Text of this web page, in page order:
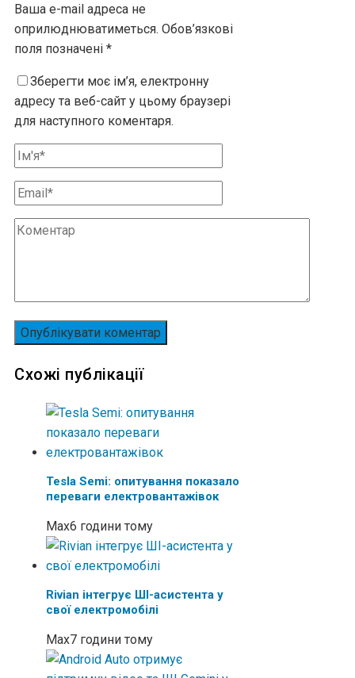
Ваша e-mail адреса не
оприлюднюватиметься. Обов’язкові
поля позначені *
Зберегти моє ім’я, електронну
адресу та веб-сайт у цьому браузері
для наступного коментаря.
Схожі публікації
Tesla Semi: опитування показало
переваги електровантажівок
Max6 години тому
Rivian інтегрує ШІ-асистента у
свої електромобілі
Max7 години тому